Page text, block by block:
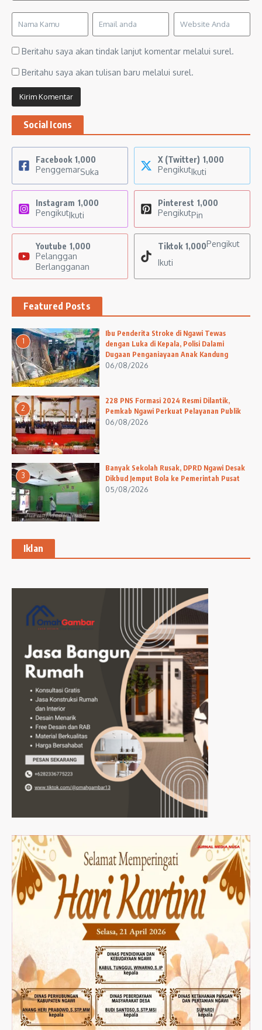
Beritahu saya akan tindak lanjut komentar melalui surel.
Beritahu saya akan tulisan baru melalui surel.
Social Icons
Facebook 1,000
PenggemarSuka
X (Twitter) 1,000
PengikutIkuti
Instagram 1,000
PengikutIkuti
Pinterest 1,000
PengikutPin
Youtube 1,000
Pelanggan
Berlangganan
Tiktok 1,000Pengikut
Ikuti
Featured Posts
1
Ibu Penderita Stroke di Ngawi Tewas
dengan Luka di Kepala, Polisi Dalami
Dugaan Penganiayaan Anak Kandung
06/08/2026
2
228 PNS Formasi 2024 Resmi Dilantik,
Pemkab Ngawi Perkuat Pelayanan Publik
06/08/2026
3
Banyak Sekolah Rusak, DPRD Ngawi Desak
Dikbud Jemput Bola ke Pemerintah Pusat
05/08/2026
Iklan